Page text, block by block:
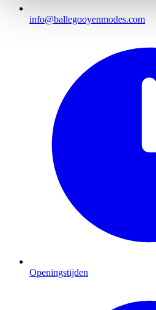
info@ballegooyenmodes.com
Openingstijden